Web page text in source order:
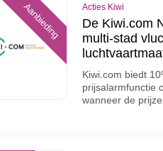
Aanbieding Acties Kiwi
De Kiwi.com
multi-stad
Kiwi.com biedt
prijsalarmfunctie
wanneer de